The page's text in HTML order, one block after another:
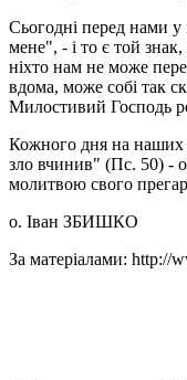
Сьогодні перед нами у
мене", - і то є той
ніхто нам не може
вдома, може собі так
Милости­вий Господь
Кожного дня на наших
зло вчинив" (Пс. 50) -
молитвою свого
о. Іван ЗБИШКО
За матеріалами: http://